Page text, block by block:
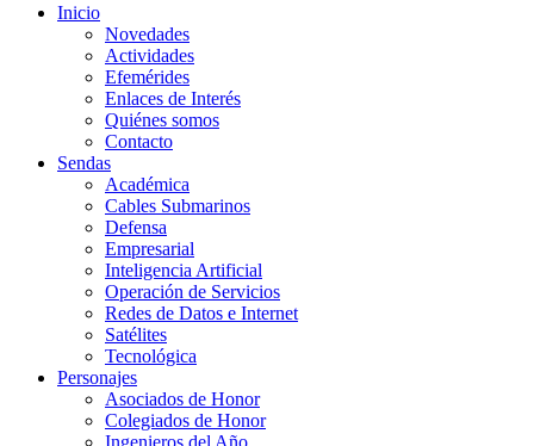
Inicio
Novedades
Actividades
Efemérides
Enlaces de Interés
Quiénes somos
Contacto
Sendas
Académica
Cables Submarinos
Defensa
Empresarial
Inteligencia Artificial
Operación de Servicios
Redes de Datos e Internet
Satélites
Tecnológica
Personajes
Asociados de Honor
Colegiados de Honor
Ingenieros del Año